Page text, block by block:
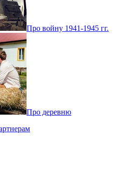
Про войну 1941-1945 гг.
Про деревню